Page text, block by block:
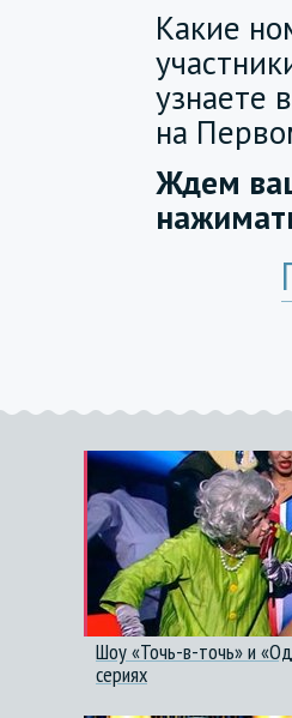
Какие
узнаете
на
Ждем
Шоу «Точь-в-точь» и
сериях